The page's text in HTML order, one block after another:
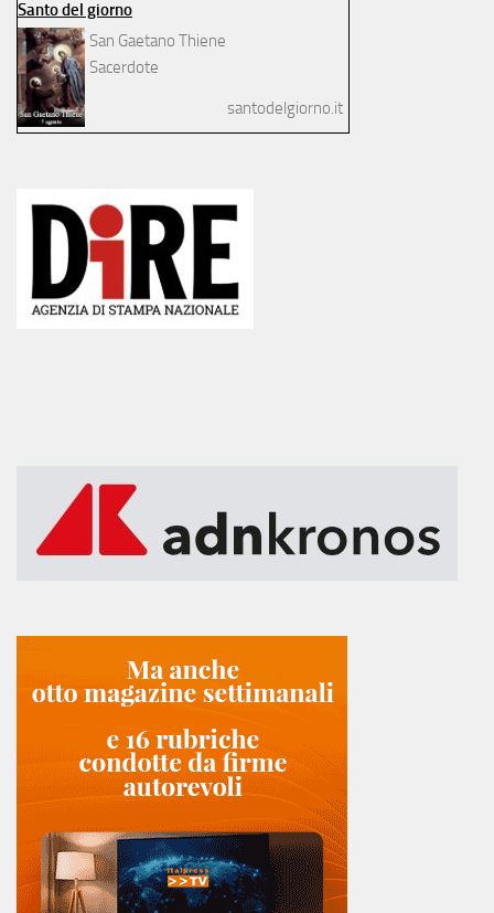
Santo del giorno
San Gaetano Thiene
Sacerdote
santodelgiorno.it